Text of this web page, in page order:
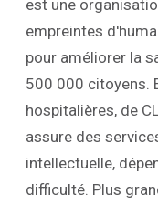
est une
empreintes
pour améliorer la
500 000 citoyens.
hospitalières, de
assure des
intellectuelle,
difficulté. Plus